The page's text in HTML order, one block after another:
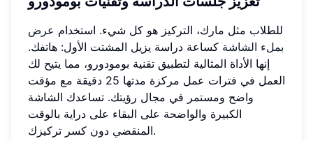
للطلاب مثل مارك، التركيز هو كل شيء. استخدام عرض
بملء الشاشة كساعة دراسة يزيل المشتت الأول: هاتفك.
إنها الأداة المثالية لتطبيق تقنية بومودورو، مما يتيح لك
العمل في فترات عمل مركزة مدتها 25 دقيقة مع مؤقت
واضح ومستمر في مجال رؤيتك. تساعدك الشاشة
الكبيرة والواضحة على البقاء على دراية بالوقت
المنقضي دون كسر تركيزك.